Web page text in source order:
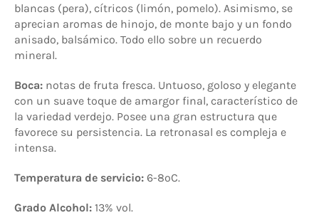
blancas (pera), cítricos (limón, pomelo). Asimismo, se
aprecian aromas de hinojo, de monte bajo y un fondo
anisado, balsámico. Todo ello sobre un recuerdo
mineral.
Boca: notas de fruta fresca. Untuoso, goloso y elegante
con un suave toque de amargor final, característico de
la variedad verdejo. Posee una gran estructura que
favorece su persistencia. La retronasal es compleja e
intensa.
Temperatura de servicio: 6-8ºC.
Grado Alcohol: 13% vol.